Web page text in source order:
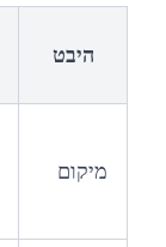
היבט
מיקום